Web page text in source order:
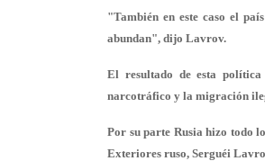
"También en este caso el
abundan", dijo Lavrov.
El resultado de esta
narcotráfico y la migración
Por su parte Rusia hizo todo
Exteriores ruso, Serguéi